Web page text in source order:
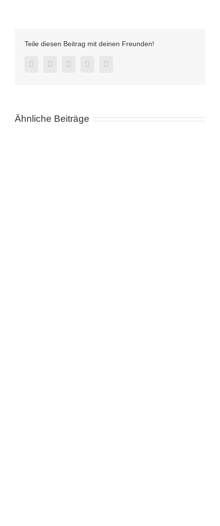
Teile diesen Beitrag mit deinen Freunden!
FacebookTwitter LinkedInPinterest
Ähnliche Beiträge